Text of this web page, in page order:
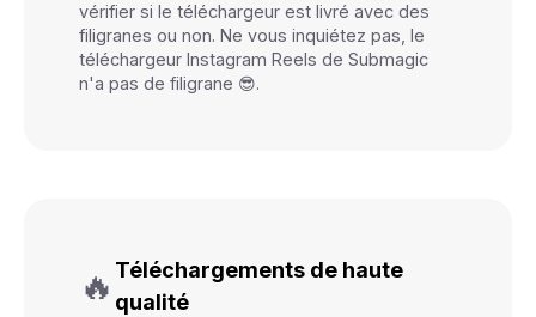
vérifier si le téléchargeur est livré avec des
filigranes ou non. Ne vous inquiétez pas, le
téléchargeur Instagram Reels de Submagic
n'a pas de filigrane 😎.
🔥 Téléchargements de haute
qualité